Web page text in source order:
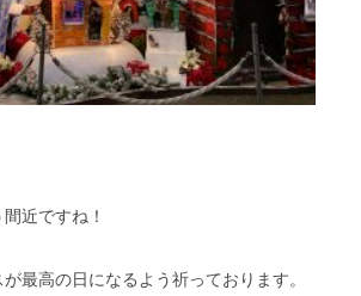
近ですね！
最高の日になるよう祈っております。